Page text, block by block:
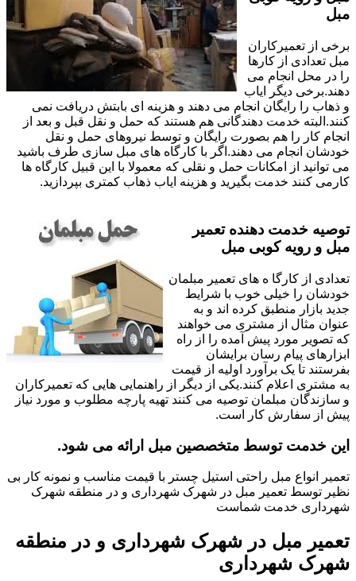
مبل
برخی از تعمیرکاران
مبل تعدادی از کارها
را در محل انجام می
دهند.برخی دیگر ایاب
و ذهاب را رایگان انجام می دهند و هزینه ای بابتش دریافت نمی
کنند.البته خدمت دهندگانی هم هستند که حمل و نقل قبل و بعد از
انجام کار را هم بصورت رایگان و توسط نیروهای حمل و نقل
خودشان انجام می دهند.اگر با کارگاه های مبل سازی طرف باشید
می توانید از امکانات حمل و نقلی که معمولا با این قبیل کارگاه ها
کارمی کنند خدمت بگیرید و هزینه ایاب ذهاب کمتری بپردازید.
توصیه خدمت دهنده تعمیر
مبل و رویه کوبی مبل
تعدادی از کارگا ه های تعمیر مبلمان
خودشان را خیلی خوب با شرایط
جدید بازار منطبق کرده اند و به
عنوان مثال از مشتری می خواهند
که تصویر مورد پیش آمده را از راه
ابزارهای پیام رسان برایشان
بفرستند تا یک برآورد اولیه از قیمت
به مشتری اعلام کنند.یکی از دیگر از راهنمایی هایی که تعمیرکاران
و سازندگان مبلمان توصیه می کنند تهیه پارچه مطلوب و مورد نیاز
پیش از سفارش کار است.
این خدمت توسط متخصصین مبل ارائه می شود.
تعمیر انواع مبل راحتی استیل چستر با قیمت مناسب و نمونه کار بی
نظیر توسط تعمیر مبل در شهرک شهرداری و در منطقه شهرک
شهرداری خدمت شماست
تعمیر مبل در شهرک شهرداری و در منطقه
شهرک شهرداری